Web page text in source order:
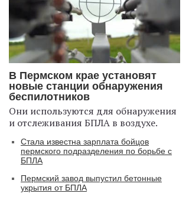
В Пермском крае установят
новые станции обнаружения
беспилотников
Они используются для обнаружения
и отслеживания БПЛА в воздухе.
Стала известна зарплата бойцов
пермского подразделения по борьбе с
БПЛА
Пермский завод выпустил бетонные
укрытия от БПЛА